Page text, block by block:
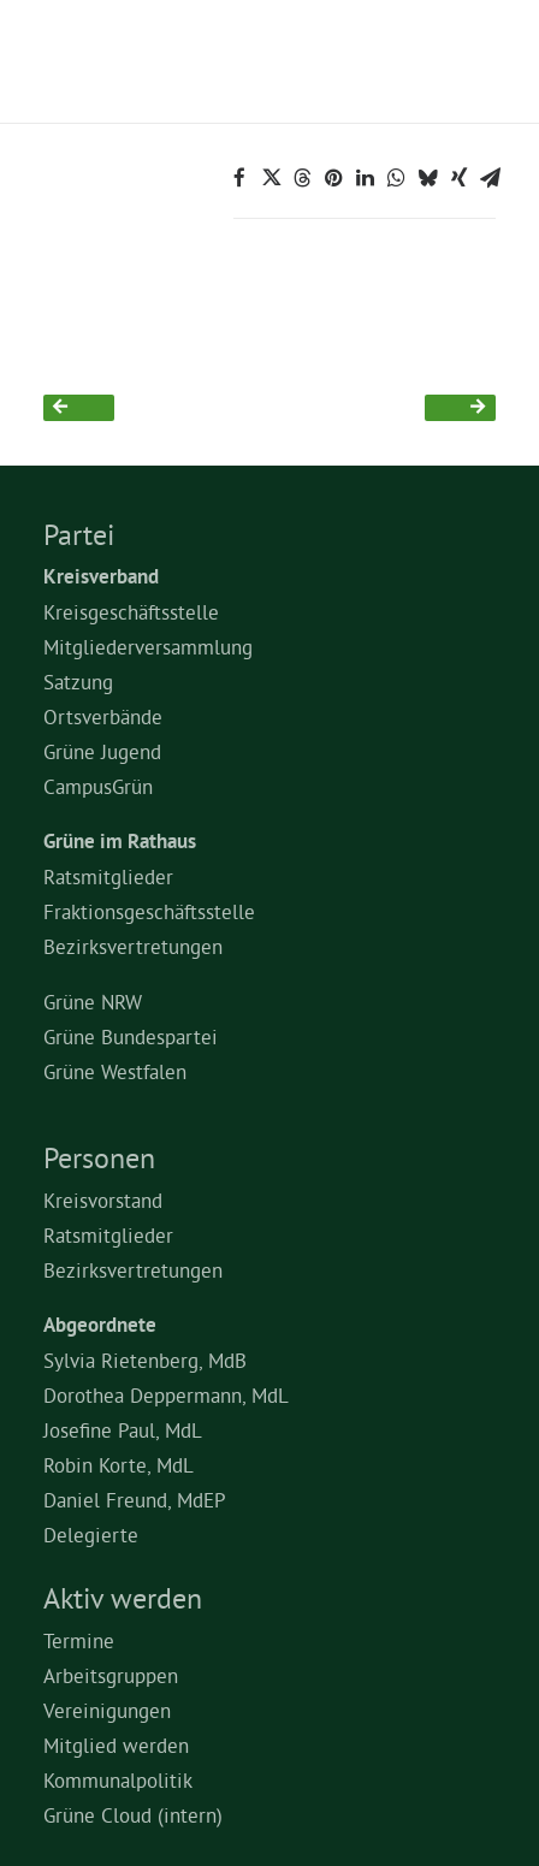
Kontakt
Partei
Kreisverband
Kreisgeschäftsstelle
Mitgliederversammlung
Satzung
Ortsverbände
Grüne Jugend
CampusGrün
Grüne im Rathaus
Ratsmitglieder
Fraktionsgeschäftsstelle
Bezirksvertretungen
Grüne NRW
Grüne Bundespartei
Grüne Westfalen
Personen
Kreisvorstand
Ratsmitglieder
Bezirksvertretungen
Abgeordnete
Sylvia Rietenberg, MdB
Dorothea Deppermann, MdL
Josefine Paul, MdL
Robin Korte, MdL
Daniel Freund, MdEP
Delegierte
Aktiv werden
Termine
Arbeitsgruppen
Vereinigungen
Mitglied werden
Kommunalpolitik
Grüne Cloud (intern)